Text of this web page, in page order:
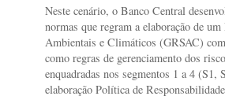
Neste cenário, o Banco Central
normas que regram a elaboração de
Ambientais e Climáticos (GRSAC)
como regras de gerenciamento dos
enquadradas nos segmentos 1 a 4 (S1,
elaboração Política de